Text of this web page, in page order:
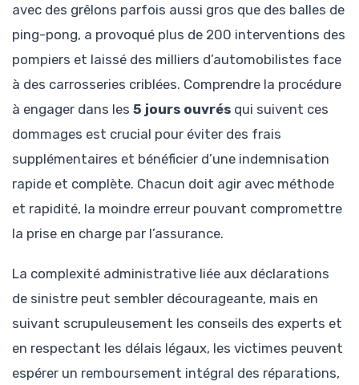
avec des grêlons parfois aussi gros que des balles de
ping-pong, a provoqué plus de 200 interventions des
pompiers et laissé des milliers d’automobilistes face
à des carrosseries criblées. Comprendre la procédure
à engager dans les 5 jours ouvrés qui suivent ces
dommages est crucial pour éviter des frais
supplémentaires et bénéficier d’une indemnisation
rapide et complète. Chacun doit agir avec méthode
et rapidité, la moindre erreur pouvant compromettre
la prise en charge par l’assurance.
La complexité administrative liée aux déclarations
de sinistre peut sembler décourageante, mais en
suivant scrupuleusement les conseils des experts et
en respectant les délais légaux, les victimes peuvent
espérer un remboursement intégral des réparations,